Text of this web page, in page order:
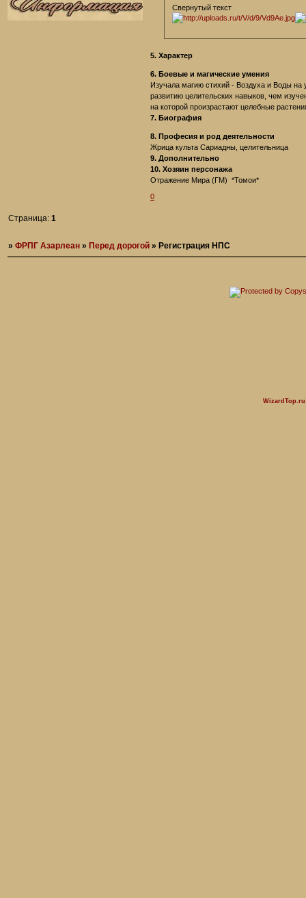
Свернутый текст
5. Характер
6. Боевые и магические умения
Изучала магию стихий - Воздуха и Воды
развитию целительских навыков, чем
на которой произрастают целебные
7. Биография
8. Професия и род деятельности
Жрица культа Сариадны, целительница
9. Дополнительно
10. Хозяин персонажа
Отражение Мира (ГМ) *Томои*
0
Страница:1
»ФРПГ Азарлеан » Перед дорогой » Регистрация НПС